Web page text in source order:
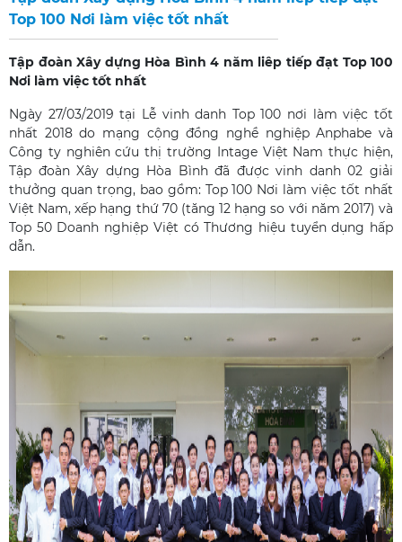
Top 100 Nơi làm việc tốt nhất
Tập đoàn Xây dựng Hòa Bình 4 năm liêp tiếp đạt Top 100
Nơi làm việc tốt nhất
Ngày 27/03/2019 tại Lễ vinh danh Top 100 nơi làm việc tốt
nhất 2018 do mạng cộng đồng nghề nghiệp Anphabe và
Công ty nghiên cứu thị trường Intage Việt Nam thực hiện,
Tập đoàn Xây dựng Hòa Bình đã được vinh danh 02 giải
thưởng quan trọng, bao gồm: Top 100 Nơi làm việc tốt nhất
Việt Nam, xếp hạng thứ 70 (tăng 12 hạng so với năm 2017) và
Top 50 Doanh nghiệp Việt có Thương hiệu tuyển dụng hấp
dẫn.